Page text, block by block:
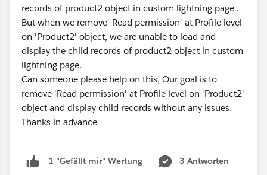
records of product2 object in custom lightning page .
But when we remove' Read permission' at Profile level
on 'Product2' object, we are unable to load and
display the child records of product2 object in custom
lightning page.
Can someone please help on this, Our goal is to
remove 'Read permission' at Profile level on 'Product2'
object and display child records without any issues.
Thanks in advance
1 "Gefällt mir"-Wertung
3 Antworten